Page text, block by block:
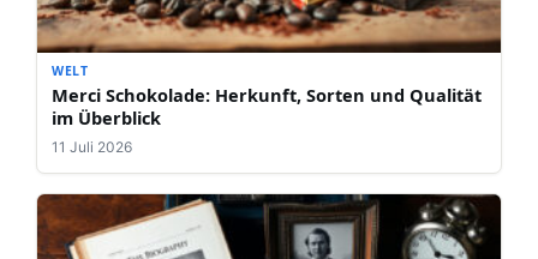
WELT
Merci Schokolade: Herkunft, Sorten und Qualität
im Überblick
11 Juli 2026